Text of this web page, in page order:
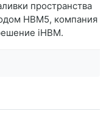
пространства
HBM5, компания
iHBM.